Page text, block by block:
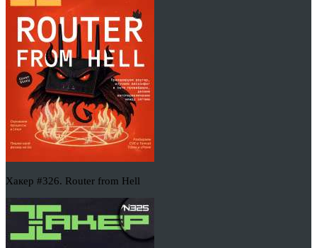
Хакер #326. Router from Hell